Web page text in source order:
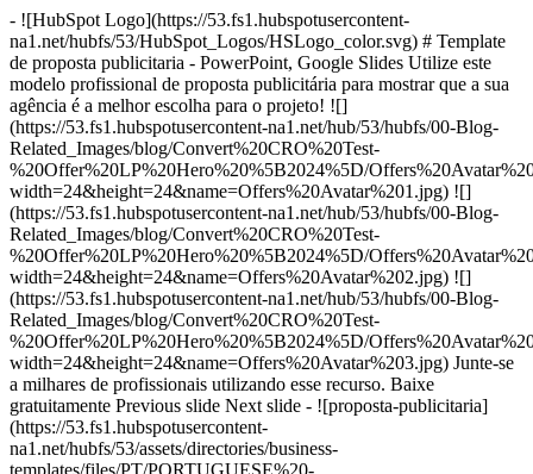
- ![HubSpot Logo](https://53.fs1.hubspotusercontent-
na1.net/hubfs/53/HubSpot_Logos/HSLogo_color.svg) # Template
de proposta publicitaria - PowerPoint, Google Slides Utilize este
modelo profissional de proposta publicitária para mostrar que a sua
agência é a melhor escolha para o projeto! ![]
(https://53.fs1.hubspotusercontent-na1.net/hub/53/hubfs/00-Blog-
Related_Images/blog/Convert%20CRO%20Test-
%20Offer%20LP%20Hero%20%5B2024%5D/
width=24&height=24&name=Offers%20Avatar%201.jpg) ![]
(https://53.fs1.hubspotusercontent-na1.net/hub/53/hubfs/00-Blog-
Related_Images/blog/Convert%20CRO%20Test-
%20Offer%20LP%20Hero%20%5B2024%5D/
width=24&height=24&name=Offers%20Avatar%202.jpg) ![]
(https://53.fs1.hubspotusercontent-na1.net/hub/53/hubfs/00-Blog-
Related_Images/blog/Convert%20CRO%20Test-
%20Offer%20LP%20Hero%20%5B2024%5D/
width=24&height=24&name=Offers%20Avatar%203.jpg) Junte-se
a milhares de profissionais utilizando esse recurso. Baixe
gratuitamente Previous slide Next slide - ![proposta-publicitaria]
(https://53.fs1.hubspotusercontent-
na1.net/hubfs/53/assets/directories/business-
templates/files/PT/PORTUGUESE%20-